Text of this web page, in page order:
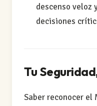
descenso veloz
decisiones
Tu
Saber reconocer el